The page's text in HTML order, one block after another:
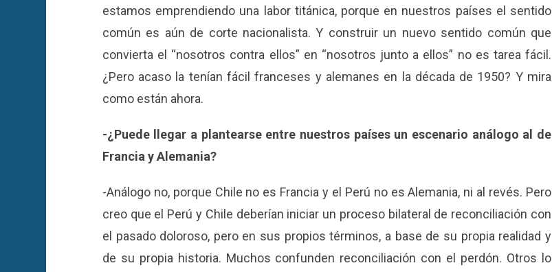
estamos emprendiendo una labor titánica, porque en nuestros países el sentido
común es aún de corte nacionalista. Y construir un nuevo sentido común que
convierta el “nosotros contra ellos” en “nosotros junto a ellos” no es tarea fácil.
¿Pero acaso la tenían fácil franceses y alemanes en la década de 1950? Y mira
como están ahora.
-¿Puede llegar a plantearse entre nuestros países un escenario análogo al de
Francia y Alemania?
-Análogo no, porque Chile no es Francia y el Perú no es Alemania, ni al revés. Pero
creo que el Perú y Chile deberían iniciar un proceso bilateral de reconciliación con
el pasado doloroso, pero en sus propios términos, a base de su propia realidad y
de su propia historia. Muchos confunden reconciliación con el perdón. Otros lo